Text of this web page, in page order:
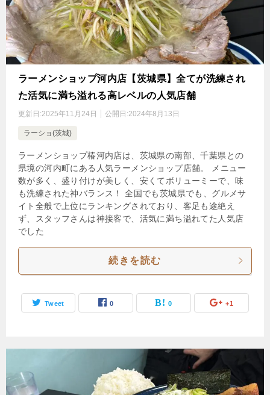
ラーメンショップ河内店【茨城県】全てが洗練され
た活気に満ち溢れる高レベルの人気店舗
更新日:2025年11月24日 公開日:2024年8月13日
ラーショ(茨城)
ラーメンショップ椿河内店は、茨城県の南部、千葉県との
県境の河内町にある人気ラーメンショップ店舗。 メニュー
数が多く、盛り付けが美しく、安くてボリューミーで、味
も洗練された神バランス！ 全国でも茨城県でも、グルメサ
イト全般で上位にランキングされており、客足も途絶え
ず、スタッフさんは神接客で、活気に満ち溢れてた人気店
でした
続きを読む
Tweet 0 0 +1